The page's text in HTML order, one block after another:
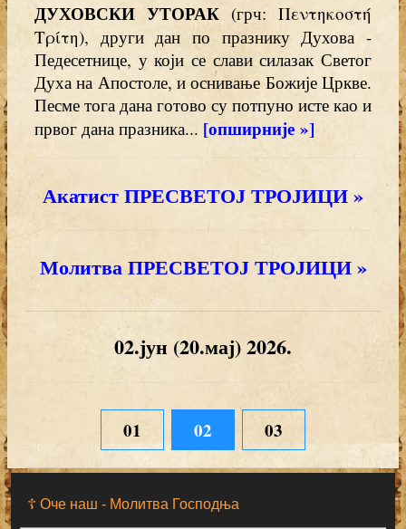
☦ Оче наш - Moлитва Господња
ДУХОВСКИ УТОРАК (грч: Πεντηκοστή
Τρίτη), други дан по празнику Духова -
Педесетнице, у који се слави силазак Светог
Духа на Апостоле, и оснивање Божије Цркве.
Песме тога дана готово су потпуно исте као и
првог дана празника... [опширније »]
Акатист ПРЕСВЕТОЈ ТРОЈИЦИ »
Молитва ПРЕСВЕТОЈ ТРОЈИЦИ »
02.јун (20.мај) 2026.
01 02 03